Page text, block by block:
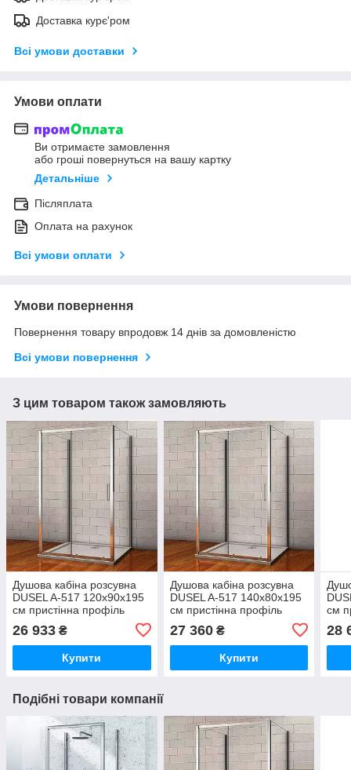
Доставка курє'ром
Всі умови доставки
Умови оплати
Ви отримаєте замовлення
або гроші повернуться на вашу картку
Детальніше
Післяплата
Оплата на рахунок
Всі умови оплати
Умови повернення
Повернення товару впродовж 14 днів за домовленістю
Всі умови повернення
З цим товаром також замовляють
Душова кабіна розсувна
DUSEL A-517 120х90х195
см пристінна профіль
26 933 ₴
Купити
Душова кабіна розсувна
DUSEL A-517 140х80х195
см пристінна профіль
27 360₴
Купити
см
28
Подібні товари компанії